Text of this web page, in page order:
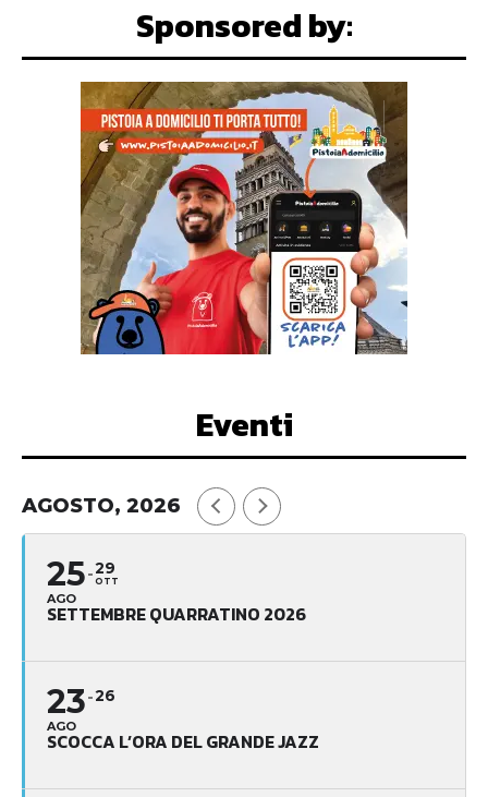
Sponsored by:
Eventi
AGOSTO, 2026
25
AGO
29
OTT
SETTEMBRE QUARRATINO 2026
23
AGO
26
SCOCCA L’ORA DEL GRANDE JAZZ